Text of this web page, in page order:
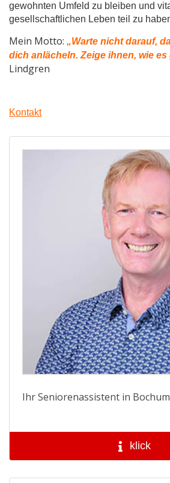
gewohnten Umfeld zu bleiben und
gesellschaftlichen Leben teil zu
Mein Motto: „Warte nicht darauf,
dich anlächeln. Zeige ihnen, wie es
Lindgren
Kontakt
Ihr Seniorenassistent in
klick